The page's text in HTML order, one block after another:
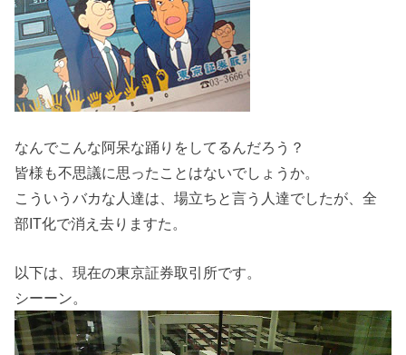
なんでこんな阿呆な踊りをしてるんだろう？
皆様も不思議に思ったことはないでしょうか。
こういうバカな人達は、場立ちと言う人達でしたが、全
部IT化で消え去りますた。
以下は、現在の東京証券取引所です。
シーーン。